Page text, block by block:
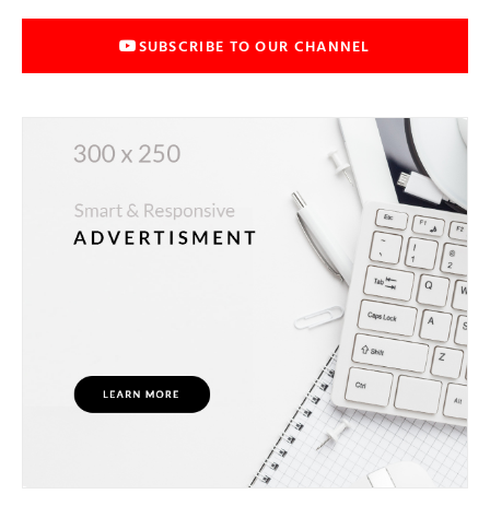
SUBSCRIBE TO OUR CHANNEL